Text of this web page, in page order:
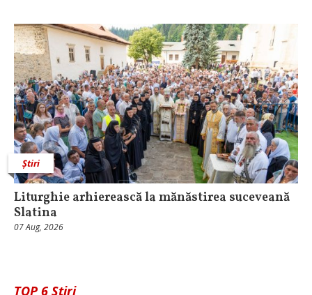
Știri
Liturghie arhierească la mănăstirea suceveană
Slatina
07 Aug, 2026
TOP 6 Știri